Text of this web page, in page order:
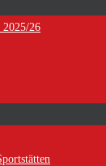
2025/26